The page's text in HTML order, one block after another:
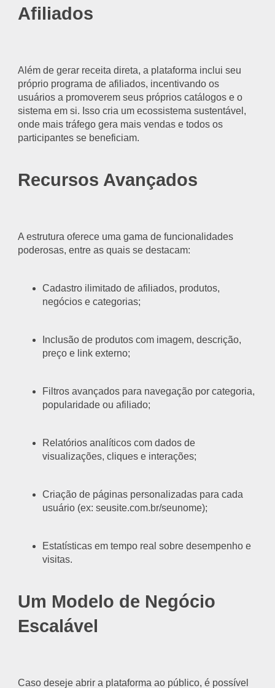
Afiliados
Além de gerar receita direta, a plataforma inclui seu
próprio programa de afiliados, incentivando os
usuários a promoverem seus próprios catálogos e o
sistema em si. Isso cria um ecossistema sustentável,
onde mais tráfego gera mais vendas e todos os
participantes se beneficiam.
Recursos Avançados
A estrutura oferece uma gama de funcionalidades
poderosas, entre as quais se destacam:
Cadastro ilimitado de afiliados, produtos,
negócios e categorias;
Inclusão de produtos com imagem, descrição,
preço e link externo;
Filtros avançados para navegação por categoria,
popularidade ou afiliado;
Relatórios analíticos com dados de
visualizações, cliques e interações;
Criação de páginas personalizadas para cada
usuário (ex: seusite.com.br/seunome);
Estatísticas em tempo real sobre desempenho e
visitas.
Um Modelo de Negócio
Escalável
Caso deseje abrir a plataforma ao público, é possível